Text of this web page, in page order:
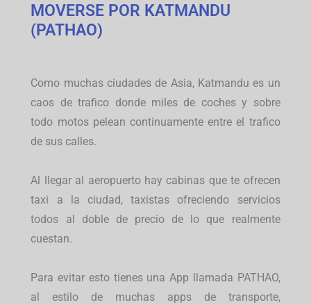
MOVERSE POR KATMANDU
(PATHAO)
Como muchas ciudades de Asia, Katmandu es un
caos de trafico donde miles de coches y sobre
todo motos pelean continuamente entre el trafico
de sus calles.
Al llegar al aeropuerto hay cabinas que te ofrecen
taxi a la ciudad, taxistas ofreciendo servicios
todos al doble de precio de lo que realmente
cuestan.
Para evitar esto tienes una App llamada PATHAO,
al estilo de muchas apps de transporte,